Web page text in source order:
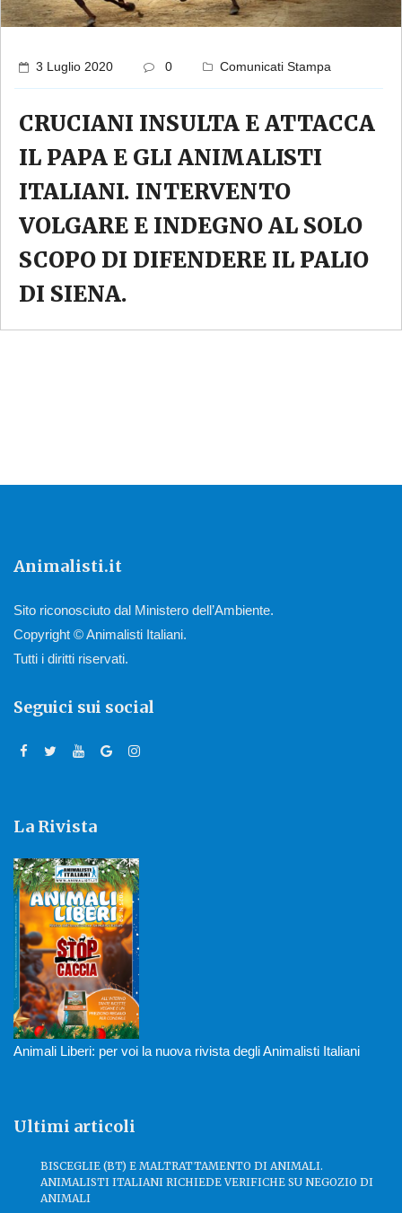
3 Luglio 2020 0 Comunicati Stampa
CRUCIANI INSULTA E ATTACCA
IL PAPA E GLI ANIMALISTI
ITALIANI. INTERVENTO
VOLGARE E INDEGNO AL SOLO
SCOPO DI DIFENDERE IL PALIO
DI SIENA.
Animalisti.it
Sito riconosciuto dal Ministero dell’Ambiente.
Copyright © Animalisti Italiani.
Tutti i diritti riservati.
Seguici sui social
La Rivista
Animali Liberi: per voi la nuova rivista degli Animalisti Italiani
Ultimi articoli
BISCEGLIE (BT) E MALTRATTAMENTO DI ANIMALI.
ANIMALISTI ITALIANI RICHIEDE VERIFICHE SU NEGOZIO DI
ANIMALI